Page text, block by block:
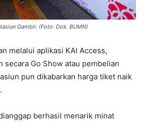
Gambir. (Foto: Dok. BUMN)
melalui aplikasi KAI Access,
secara Go Show atau pembelian
pun dikabarkan harga tiket naik
berhasil menarik minat